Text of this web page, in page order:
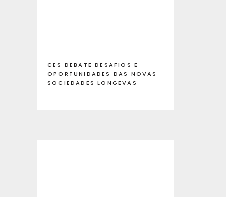
CES DEBATE DESAFIOS E
OPORTUNIDADES DAS NOVAS
SOCIEDADES LONGEVAS